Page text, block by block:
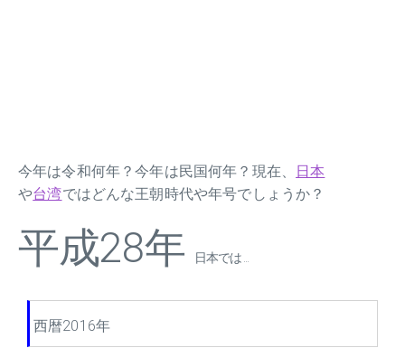
今年は令和何年？今年は民国何年？現在、
日本
や台湾ではどんな王朝時代や年号でしょうか？
平成28年 日本では ...
西暦2016年